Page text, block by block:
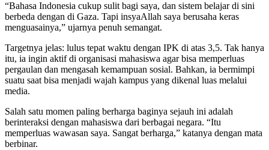
“Bahasa Indonesia cukup sulit bagi saya, dan sistem belajar di sini
berbeda dengan di Gaza. Tapi insyaAllah saya berusaha keras
menguasainya,” ujarnya penuh semangat.
Targetnya jelas: lulus tepat waktu dengan IPK di atas 3,5. Tak hanya
itu, ia ingin aktif di organisasi mahasiswa agar bisa memperluas
pergaulan dan mengasah kemampuan sosial. Bahkan, ia bermimpi
suatu saat bisa menjadi wajah kampus yang dikenal luas melalui
media.
Salah satu momen paling berharga baginya sejauh ini adalah
berinteraksi dengan mahasiswa dari berbagai negara. “Itu
memperluas wawasan saya. Sangat berharga,” katanya dengan mata
berbinar.